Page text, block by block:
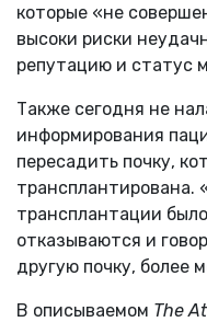
которые «не
высоки риски
репутацию и статус
Также сегодня не
информирования
пересадить почку,
трансплантирована.
трансплантации
отказываются и
другую почку, более
В описываемом The